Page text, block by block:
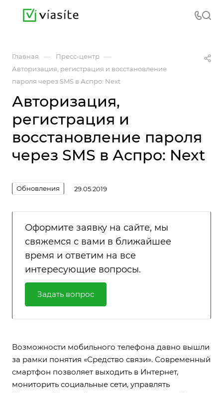
Главная — Пресс-центр —
Авторизация, регистрация и восстановление
пароля через SMS в Аспро: Next
Авторизация,
регистрация и
восстановление пароля
через SMS в Аспро: Next
Обновления 29.05.2019
Оформите заявку на сайте, мы
свяжемся с вами в ближайшее
время и ответим на все
интересующие вопросы.
Задать вопрос
Возможности мобильного телефона давно вышли
за рамки понятия «Средство связи». Современный
смартфон позволяет выходить в Интернет,
мониторить социальные сети, управлять